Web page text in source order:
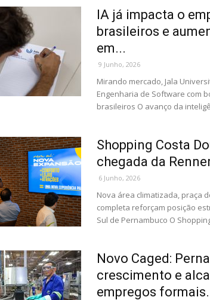
IA já impacta o
brasileiros e
em...
9 Junho, 2026
Mirando mercado, Jala
Engenharia de Software com
brasileiros O avanço da
Shopping Costa
chegada da
6 Junho, 2026
Nova área climatizada, praça
completa reforçam posição
Sul de Pernambuco O
Novo Caged:
crescimento e
empregos